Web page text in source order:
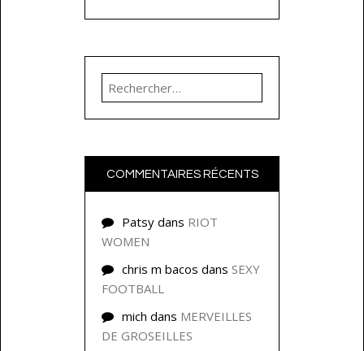
Rechercher :
COMMENTAIRES RÉCENTS
Patsy dans RIOT
WOMEN
chris m bacos dans SEXY
FOOTBALL
mich dans MERVEILLES
DE GROSEILLES